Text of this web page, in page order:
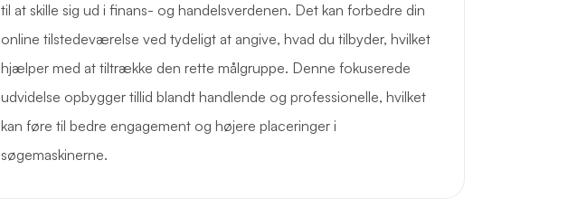
til at skille sig ud i finans- og handelsverdenen. Det kan forbedre din
online tilstedeværelse ved tydeligt at angive, hvad du tilbyder, hvilket
hjælper med at tiltrække den rette målgruppe. Denne fokuserede
udvidelse opbygger tillid blandt handlende og professionelle, hvilket
kan føre til bedre engagement og højere placeringer i
søgemaskinerne.